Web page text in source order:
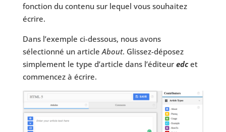
fonction du contenu sur lequel vous souhaitez
écrire.
Dans l’exemple ci-dessous, nous avons
sélectionné un article About. Glissez-déposez
simplement le type d’article dans l’éditeur edcet
commencez à écrire.